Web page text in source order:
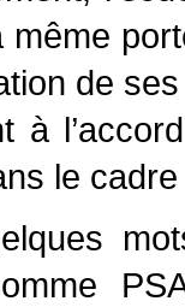
même
de
à
le